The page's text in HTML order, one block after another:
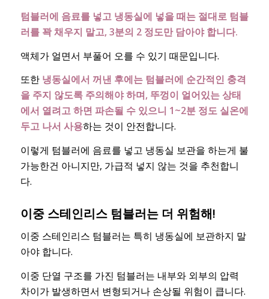
텀블러에 음료를 넣고 냉동실에 넣을 때는 절대로 텀블
러를 꽉 채우지 말고, 3분의 2 정도만 담아야 합니다.
액체가 얼면서 부풀어 오를 수 있기 때문입니다.
또한 냉동실에서 꺼낸 후에는 텀블러에 순간적인 충격
을 주지 않도록 주의해야 하며, 뚜껑이 얼어있는 상태
에서 열려고 하면 파손될 수 있으니 1~2분 정도 실온에
두고 나서 사용하는 것이 안전합니다.
이렇게 텀블러에 음료를 넣고 냉동실 보관을 하는게 불
가능한건 아니지만, 가급적 넣지 않는 것을 추천합니
다.
이중 스테인리스 텀블러는 더 위험해!
이중 스테인리스 텀블러는 특히 냉동실에 보관하지 말
아야 합니다.
이중 단열 구조를 가진 텀블러는 내부와 외부의 압력
차이가 발생하면서 변형되거나 손상될 위험이 큽니다.